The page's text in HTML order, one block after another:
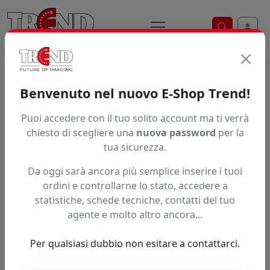
Ricerca
Trend S.r.l.
stampa digitale dal 1997
Benvenuto nel nuovo E-Shop Trend!
Puoi accedere con il tuo solito account ma ti verrà
chiesto di scegliere una nuova password per la
tua sicurezza.
Da oggi sarà ancora più semplice inserire i tuoi
ordini e controllarne lo stato, accedere a
statistiche, schede tecniche, contatti del tuo
agente e molto altro ancora...
Per qualsiasi dubbio non esitare a contattarci.